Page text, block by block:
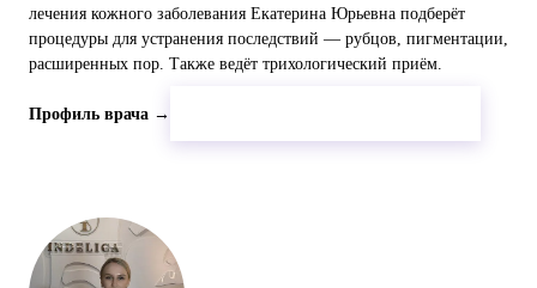
лечения кожного заболевания Екатерина Юрьевна подберёт
процедуры для устранения последствий — рубцов, пигментации,
расширенных пор. Также ведёт трихологический приём.
Профиль врача →